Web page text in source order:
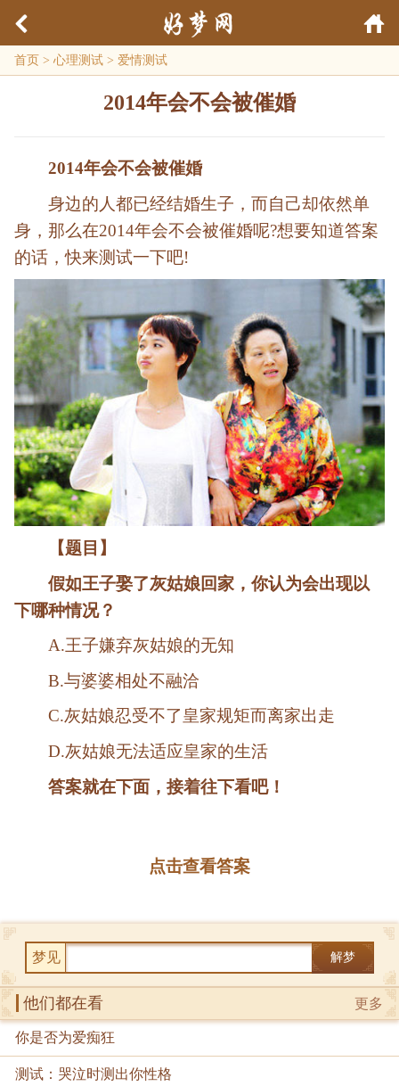
首页 > 心理测试 > 爱情测试
2014年会不会被催婚
2014年会不会被催婚
身边的人都已经结婚生子，而自己却依然单
身，那么在2014年会不会被催婚呢?想要知道答案
的话，快来测试一下吧!
【题目】
假如王子娶了灰姑娘回家，你认为会出现以
下哪种情况？
A.王子嫌弃灰姑娘的无知
B.与婆婆相处不融洽
C.灰姑娘忍受不了皇家规矩而离家出走
D.灰姑娘无法适应皇家的生活
答案就在下面，接着往下看吧！
点击查看答案
梦见 解梦
更多
他们都在看
你是否为爱痴狂
测试：哭泣时测出你性格